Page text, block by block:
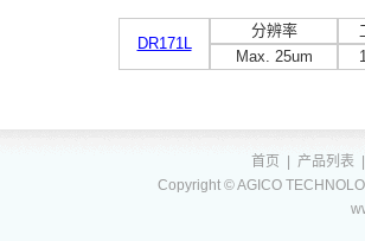
DR171L
分辨率
Max. 25um
首页 产品列表
Copyright © AGICO